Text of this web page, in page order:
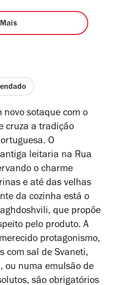
novo sotaque com o
cruza a tradição
O
leitaria na Rua
o charme
e até das velhas
da cozinha está o
que propõe
pelo produto. A
protagonismo,
com sal de Svaneti,
ou numa emulsão de
são obrigatórios